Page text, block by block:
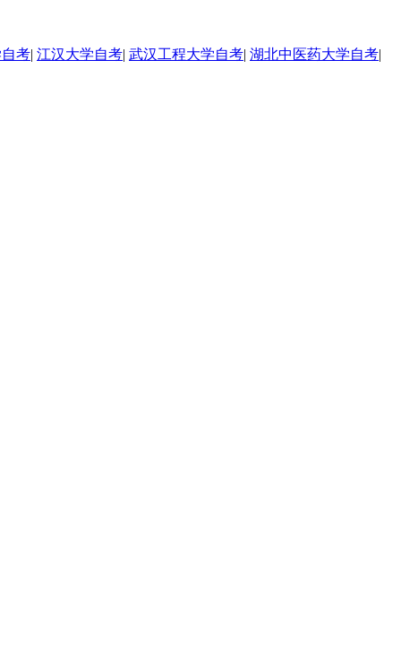
考| 江汉大学自考| 武汉工程大学自考| 湖北中医药大学自考|